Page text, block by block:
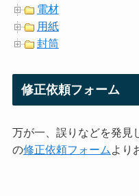
電材
用紙
封筒
修正依頼フォーム
万が一、誤りなどを発見
の修正依頼フォーム より